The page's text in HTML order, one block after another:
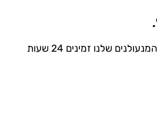
צריכים מנעולן מאילת? התקשרו לאנשי המקצוע במסגרי 24 שעות. המנעולנים שלנו זמינים 24 שעות